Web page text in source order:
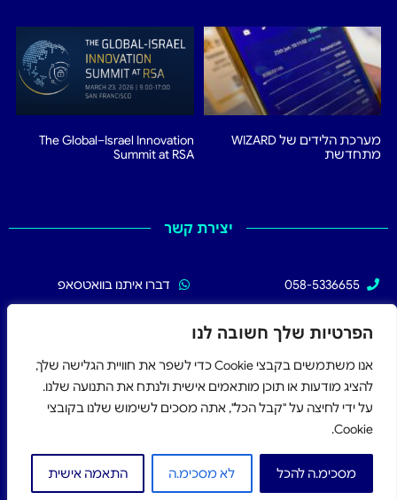
הפרטיות שלך חשובה לנו
אנו משתמשים בקבצי Cookie כדי לשפר את חוויית הגלישה שלך,
להציג מודעות או תוכן מותאמים אישית ולנתח את התנועה שלנו.
על ידי לחיצה על "קבל הכל", אתה מסכים לשימוש שלנו בקובצי
Cookie.
התאמה אישית לא מסכימ.ה מסכימ.ה להכל
מערכת הלידים של WIZARD
מתחדשת
The Global–Israel Innovation
Summit at RSA
יצירת קשר
058-5336655
דברו איתנו בוואטסאפ
אתר זה מוגן על ידי reCAPTCHA. מדיניות הפרטיות תנאי השירות של גוגל חלים.
קבלו הצעת מחיר